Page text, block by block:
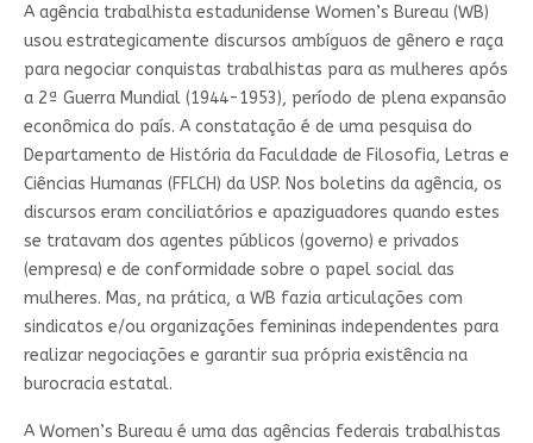
A agência trabalhista estadunidense Women’s Bureau (WB)
usou estrategicamente discursos ambíguos de gênero e raça
para negociar conquistas trabalhistas para as mulheres após
a 2ª Guerra Mundial (1944-1953), período de plena expansão
econômica do país. A constatação é de uma pesquisa do
Departamento de História da Faculdade de Filosofia, Letras e
Ciências Humanas (FFLCH) da USP. Nos boletins da agência, os
discursos eram conciliatórios e apaziguadores quando estes
se tratavam dos agentes públicos (governo) e privados
(empresa) e de conformidade sobre o papel social das
mulheres. Mas, na prática, a WB fazia articulações com
sindicatos e/ou organizações femininas independentes para
realizar negociações e garantir sua própria existência na
burocracia estatal.
A Women’s Bureau é uma das agências federais trabalhistas